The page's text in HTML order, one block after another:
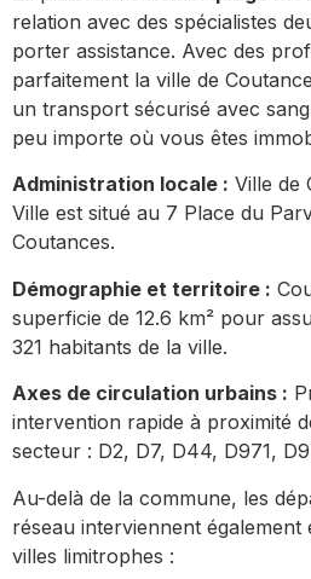
relation avec des spécialistes
porter assistance. Avec des
parfaitement la ville de
un transport sécurisé avec
peu importe où vous êtes
Administration locale : Ville de
Ville est situé au 7 Place du
Coutances.
Démographie et territoire :
superficie de 12.6 km² pour
321 habitants de la ville.
Axes de circulation urbains :
intervention rapide à proximité
secteur : D2, D7, D44, D971,
Au-delà de la commune, les
réseau interviennent également
villes limitrophes :